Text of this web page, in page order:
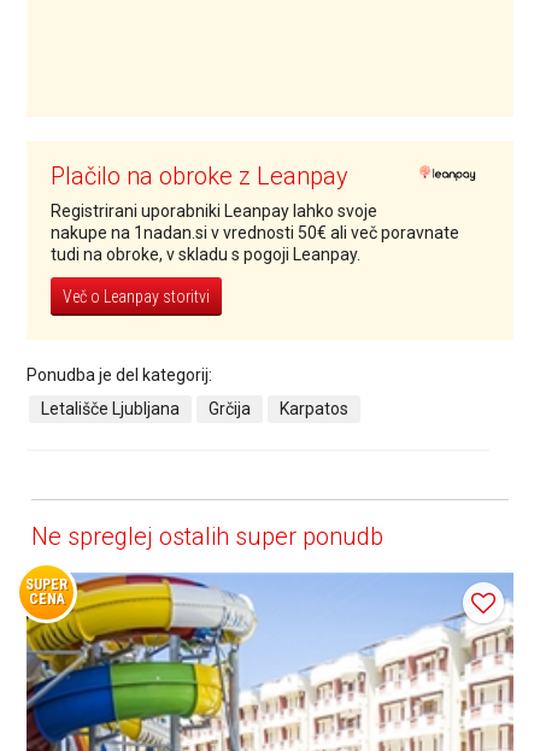
Plačilo na obroke z Leanpay
Registrirani uporabniki Leanpay lahko svoje
nakupe na 1nadan.si v vrednosti 50€ ali več poravnate
tudi na obroke, v skladu s pogoji Leanpay.
Več o Leanpay storitvi
Ponudba je del kategorij:
Letališče Ljubljana
Grčija Karpatos
Ne spreglej ostalih super ponudb
SUPER
CENA